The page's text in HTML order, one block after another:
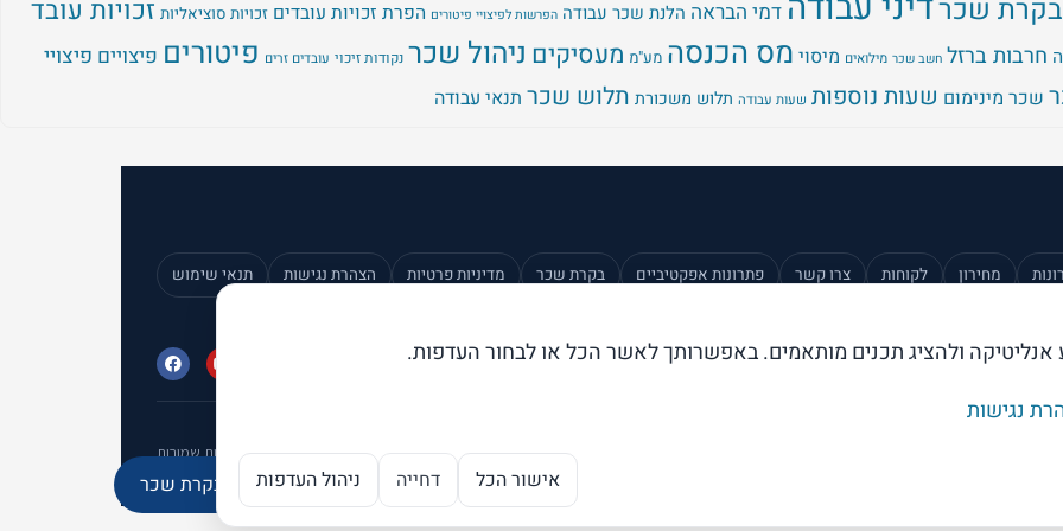
בקרת שכר דמי הבראה הלנת שכר עבודה הפרשות לפיצויי פיטורים הפרת זכויות עובדים זכויות סוציאליות זכויות עובד
חרבות ברזל חשב שכר מילואים מיסוי מס הכנסה מע"מ מעסיקים ניהול שכר נקודות זיכוי עובדים זרים פיטורים פיצויים פיצויי
שכר מינימום שעות נוספות שעות עבודה תלוש משכורת תלוש שכר תנאי עבודה
מחירון לקוחות צרו קשר פתרונות אפקטיביים בקרת שכר מדיניות פרטיות הצהרת נגישות תנאי שימוש
© 2026 פתרונות אפקטיביים בע"מ · כל הזכויות שמורות
מנוע ה-AI של בקרת שכר
אנליטיקה ולהציג תכנים מותאמים. באפשרותך לאשר הכל או לבחור העדפות.
נגישות
אישור הכל דחייה ניהול העדפות